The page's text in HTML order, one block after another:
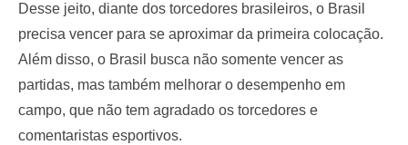
Desse jeito, diante dos torcedores brasileiros, o Brasil
precisa vencer para se aproximar da primeira colocação.
Além disso, o Brasil busca não somente vencer as
partidas, mas também melhorar o desempenho em
campo, que não tem agradado os torcedores e
comentaristas esportivos.